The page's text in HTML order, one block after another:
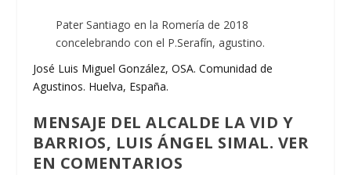
Pater Santiago en la Romería de 2018
concelebrando con el P.Serafín, agustino.
José Luis Miguel González, OSA. Comunidad de
Agustinos. Huelva, España.
MENSAJE DEL ALCALDE LA VID Y
BARRIOS, LUIS ÁNGEL SIMAL. VER
EN COMENTARIOS